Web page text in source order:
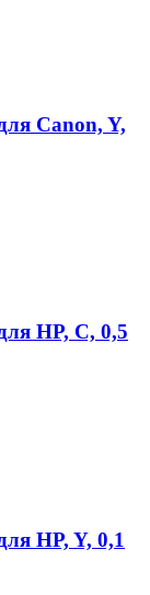
Canon, Y,
HP, C, 0,5
HP, Y, 0,1